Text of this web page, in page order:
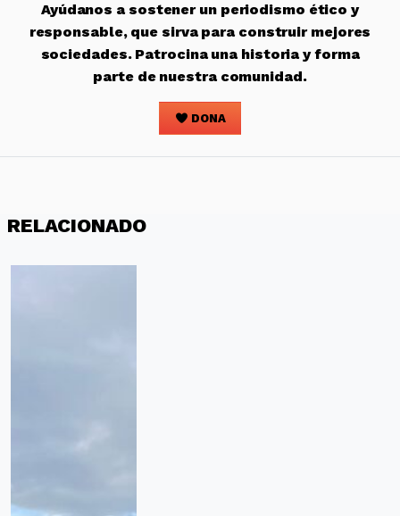
Ayúdanos a sostener un periodismo ético y
responsable, que sirva para construir mejores
sociedades. Patrocina una historia y forma
parte de nuestra comunidad.
DONA
RELACIONADO